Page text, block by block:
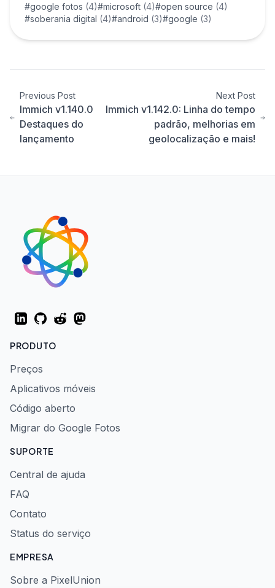
#google fotos (4)#microsoft (4)#open source (4)
#soberania digital (4)#android (3)#google (3)
Previous Post
Immich v1.140.0
Destaques do
lançamento
Next Post
Immich v1.142.0: Linha do tempo
padrão, melhorias em
geolocalização e mais!
LinkedInGitHubRedditMastodon
PRODUTO
Preços
Aplicativos móveis
Código aberto
Migrar do Google Fotos
SUPORTE
Central de ajuda
FAQ
Contato
Status do serviço
EMPRESA
Sobre a PixelUnion